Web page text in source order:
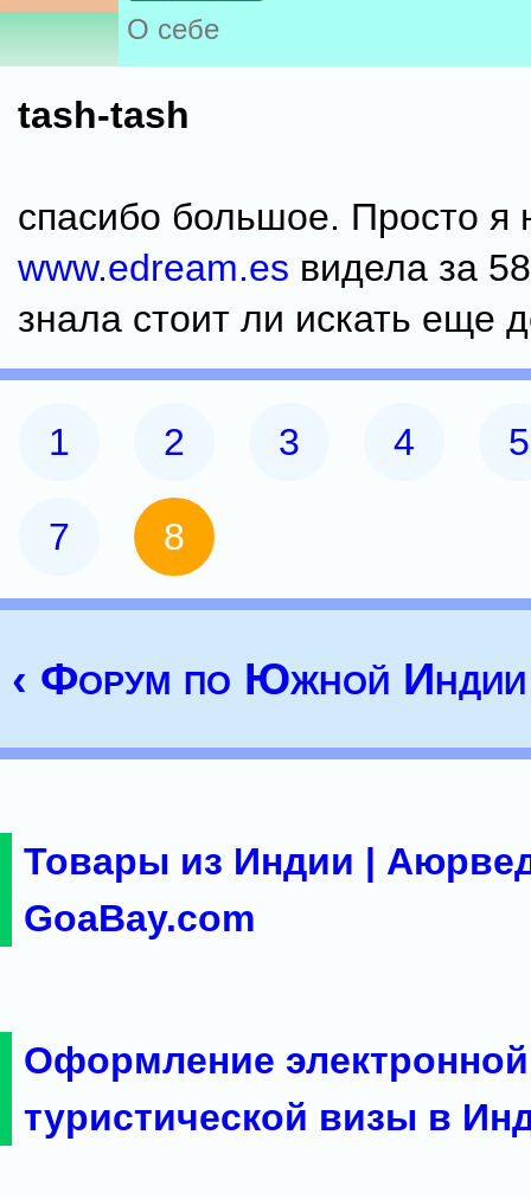
О себе
tash-tash
спасибо большое. Просто я
www.edream.es видела за
знала стоит ли искать еще
1 2 3 4 5
7 8
‹ Форум по Южной
Товары из Индии |
GoaBay.com
Оформление электронной
туристической визы в